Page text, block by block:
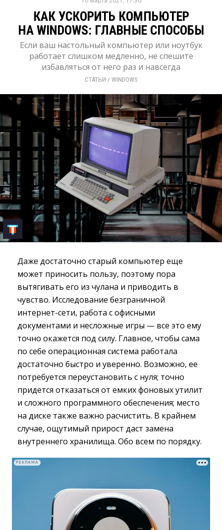
КАК УСКОРИТЬ КОМПЬЮТЕР
НА WINDOWS: ГЛАВНЫЕ СПОСОБЫ
Если ваш настольный компьютер или ноутбук
работает слишком медленно, не спешите
избавляться от него раз и навсегда
СТАТЬИ / WINDOWS
Даже достаточно старый компьютер еще
может приносить пользу, поэтому пора
вытягивать его из чулана и приводить в
чувство. Исследование безграничной
интернет-сети, работа с офисными
документами и несложные игры — все это ему
точно окажется под силу. Главное, чтобы сама
по себе операционная система работала
достаточно быстро и уверенно. Возможно, ее
потребуется переустановить с нуля; точно
придется отказаться от емких фоновых утилит
и сложного программного обеспечения; место
на диске также важно расчистить. В крайнем
случае, ощутимый прирост даст замена
внутреннего хранилища. Обо всем по порядку.
РЕКЛАМА